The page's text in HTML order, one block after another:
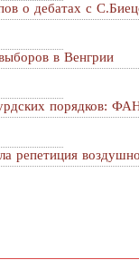
о дебатах с
в Венгрии
порядков:
репетиция